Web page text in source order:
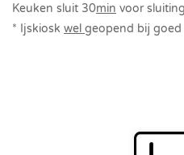
Keuken sluit 30min voor
* Ijskiosk wel geopend bij